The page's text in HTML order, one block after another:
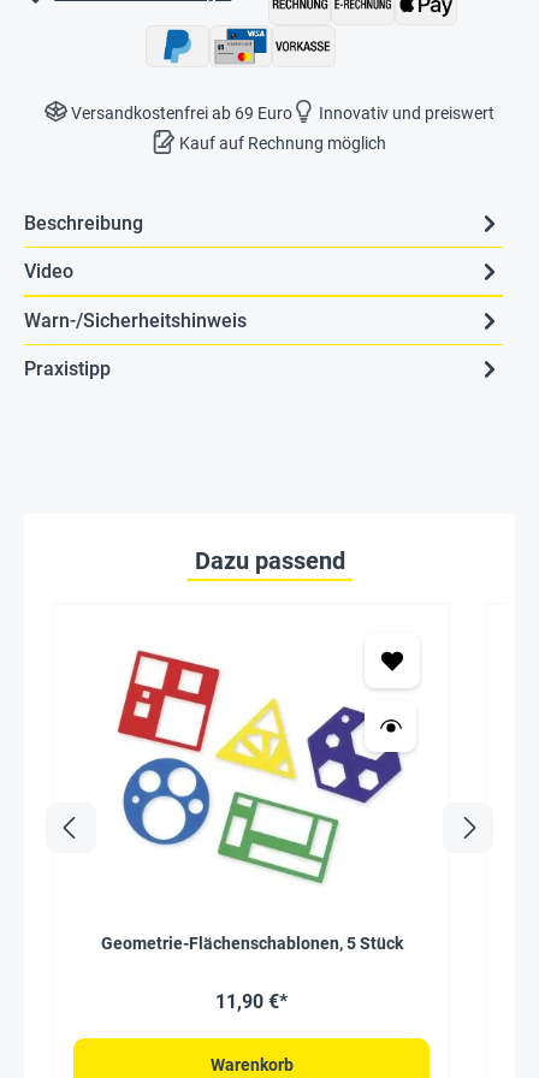
Versandkostenfrei ab 69 Euro
Innovativ und preiswert
Kauf auf Rechnung möglich
Beschreibung
Video
Warn-/Sicherheitshinweis
Praxistipp
Dazu passend
Geometrie-Flächenschablonen, 5 Stück
11,90 €*
Warenkorb